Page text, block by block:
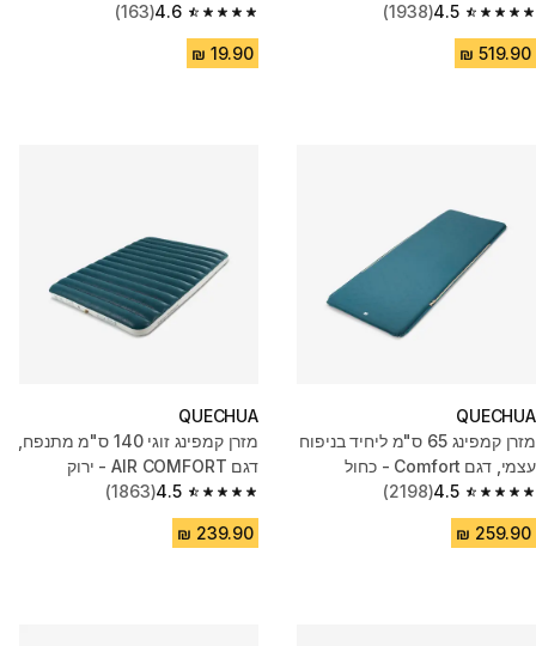
4.5
4.5 out of 5 stars from 1938 reviews
(1938)
4.6
4.6 out of 5 stars from 163 reviews
(163)
QUECHUA
מזרן קמפינג 65 ס"מ ליחיד בניפוח
עצמי, דגם Comfort - כחול
4.5
4.5 out of 5 stars from 2198 reviews
(2198)
QUECHUA
מזרן קמפינג זוגי 140 ס"מ מתנפח,
דגם AIR COMFORT ‏- ירוק
4.5
4.5 out of 5 stars from 1863 reviews
(1863)